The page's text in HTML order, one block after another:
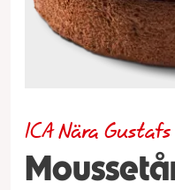
ICA Nära Gustafs